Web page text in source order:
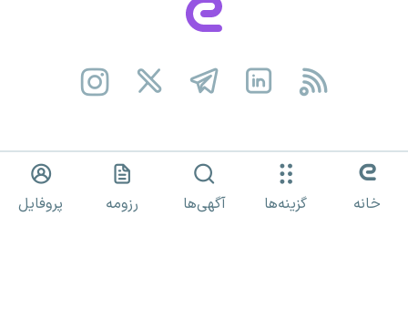
کارجـــویان
خانه گزینه‌ها آگهی‌ها رزومه پروفایل